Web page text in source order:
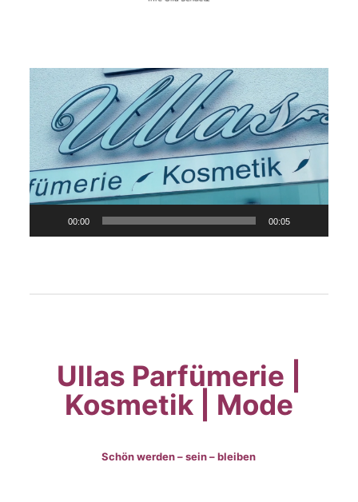
Video-
Player
00:00 00:05
Ullas Parfümerie |
Kosmetik | Mode
Schön werden – sein – bleiben